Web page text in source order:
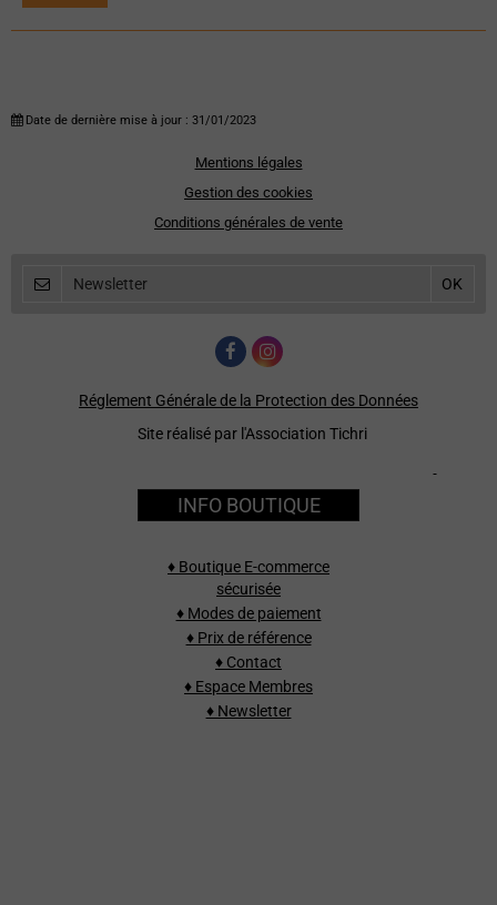
Date de dernière mise à jour : 31/01/2023
Mentions légales
Gestion des cookies
Conditions générales de vente
Réglement Générale de la Protection des Données
Site réalisé par l'Association Tichri
INFO BOUTIQUE
♦ Boutique E-commerce
sécurisée
♦ Modes de paiement
♦ Prix de référence
♦ Contact
♦ Espace Membres
♦ Newsletter